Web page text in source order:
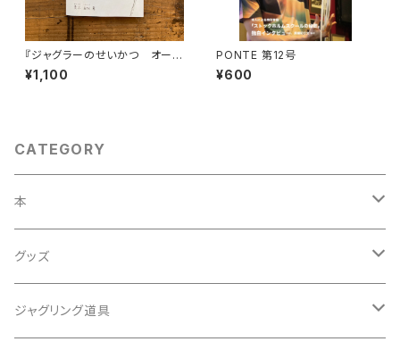
『ジャグラーのせいかつ オース
トラリア準備編』（PONTE BOO
KS）
¥1,100
PONTE 第12号
¥600
CATEGORY
本
雑誌
単行本
グッズ
Tシャツ
ジャグリング道具